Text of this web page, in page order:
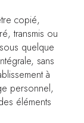
copié,
transmis ou
quelque
sans
à
personnel,
éléments